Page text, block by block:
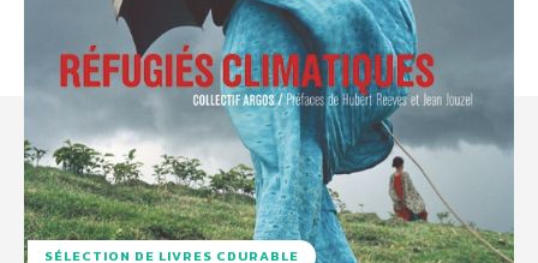
SÉLECTION DE LIVRES CDURABLE